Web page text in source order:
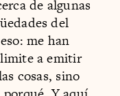
de algunas
del
me han
a emitir
cosas, sino